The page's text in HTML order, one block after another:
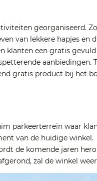
georganiseerd.
van lekkere hapjes en
klanten een gratis
gratis product bij het
parkeerterrein waar
van de huidige winkel.
de komende jaren
zal de winkel